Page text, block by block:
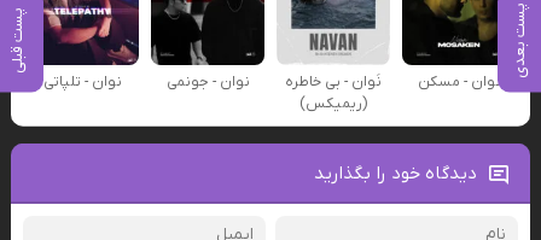
پست بعدی پست قبلی
نوان - مسکن
نَوان - بی خاطره
(ریمیکس)
نوان - جونمی نوان - تلپاتی
دیدگاه خود را بگذارید